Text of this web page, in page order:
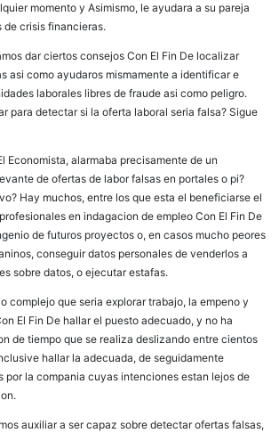
momento y Asimismo, le ayudara a su pareja
crisis financieras.
dar ciertos consejos Con El Fin De localizar
asi­ como ayudaros mismamente a identificar e
laborales libres de fraude asi­ como peligro.
para detectar si la oferta laboral seri­a falsa? Sigue
Economista, alarmaba precisamente de un
de ofertas de labor falsas en portales o pi?
Hay muchos, entre los que esta el beneficiarse el
en indagacion de empleo Con El Fin De
de futuros proyectos o, en casos mucho peores
conseguir datos personales de venderlos a
sobre datos, o ejecutar estafas.
complejo que seri­a explorar trabajo, la empeno y
El Fin De hallar el puesto adecuado, y no ha
de tiempo que se realiza deslizando entre cientos
hallar la adecuada, de seguidamente
por la compania cuyas intenciones estan lejos de
auxiliar a ser capaz sobre detectar ofertas falsas,